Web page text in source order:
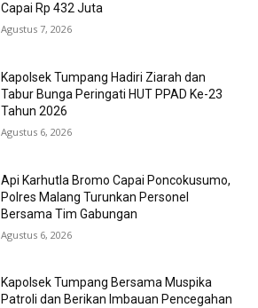
Capai Rp 432 Juta
Agustus 7, 2026
Kapolsek Tumpang Hadiri Ziarah dan
Tabur Bunga Peringati HUT PPAD Ke-23
Tahun 2026
Agustus 6, 2026
Api Karhutla Bromo Capai Poncokusumo,
Polres Malang Turunkan Personel
Bersama Tim Gabungan
Agustus 6, 2026
Kapolsek Tumpang Bersama Muspika
Patroli dan Berikan Imbauan Pencegahan